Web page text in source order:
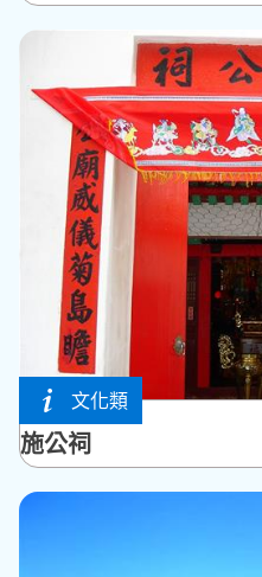
文化類
馬公市
施公祠